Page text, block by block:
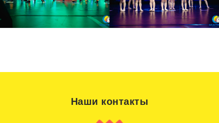
Наши контакты